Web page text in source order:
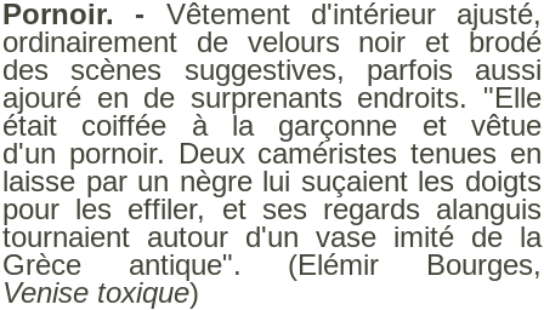
Pornoir. - Vêtement d'intérieur ajusté,
ordinairement de velours noir et brodé
des scènes suggestives, parfois aussi
ajouré en de surprenants endroits. "Elle
était coiffée à la garçonne et vêtue
d'un pornoir. Deux caméristes tenues en
laisse par un nègre lui suçaient les doigts
pour les effiler, et ses regards alanguis
tournaient autour d'un vase imité de la
Grèce antique". (Elémir Bourges,
Venise toxique)